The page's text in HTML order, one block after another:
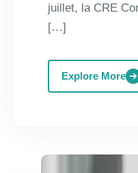
juillet, la CRE
[…]
Explore More